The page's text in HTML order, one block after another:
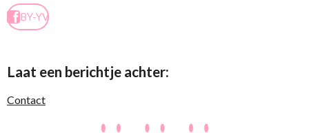
BY-YV
Laat een berichtje achter:
Contact